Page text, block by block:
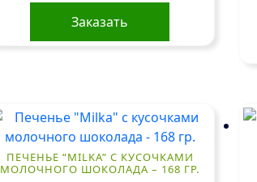
Заказать
ПЕЧЕНЬЕ “MILKA” С КУСОЧКАМИ
МОЛОЧНОГО ШОКОЛАДА – 168 ГР.